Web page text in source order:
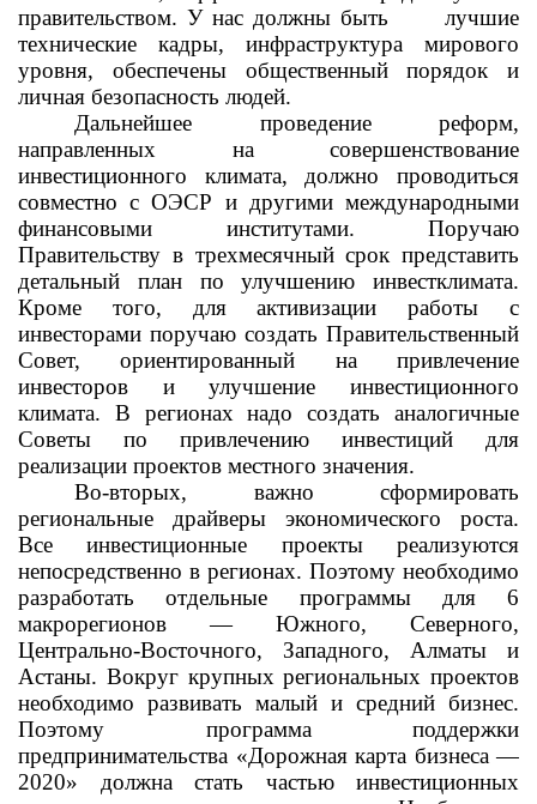
правительством. У нас должны быть
лучшие
технические кадры, инфраструктура мирового
уровня, обеспечены общественный порядок и
личная безопасность людей.
Дальнейшее проведение реформ,
направленных на совершенствование
инвестиционного климата, должно проводиться
совместно с ОЭСР и другими международными
финансовыми институтами. Поручаю
Правительству в трехмесячный срок представить
детальный план по улучшению инвестклимата.
Кроме того, для активизации работы с
инвесторами поручаю создать Правительственный
Совет, ориентированный на привлечение
инвесторов и улучшение инвестиционного
климата. В регионах надо создать аналогичные
Советы по привлечению инвестиций для
реализации проектов местного значения.
Во-вторых, важно сформировать
региональные драйверы экономического роста.
Все инвестиционные проекты реализуются
непосредственно в регионах. Поэтому необходимо
разработать отдельные программы для 6
макрорегионов — Южного, Северного,
Центрально-Восточного, Западного, Алматы и
Астаны. Вокруг крупных региональных проектов
необходимо развивать малый и средний бизнес.
Поэтому программа поддержки
предпринимательства «Дорожная карта бизнеса —
2020» должна стать частью инвестиционных